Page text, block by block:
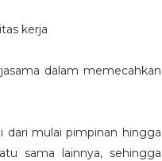
kerja
dalam memecahkan
dari mulai pimpinan hingga
sama lainnya, sehingga